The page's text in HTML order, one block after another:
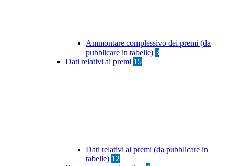
Ammontare complessivo dei premi (da
pubblicare in tabelle) 3
Dati relativi ai premi 15
Dati relativi ai premi (da pubblicare in
tabelle) 12